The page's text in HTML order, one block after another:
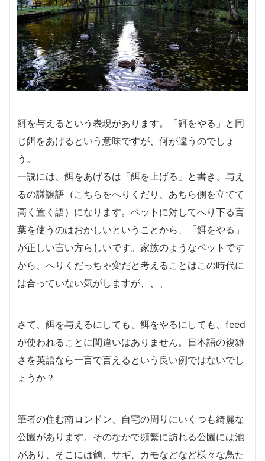
餌を与えるという表現があります。「餌をやる」と同
じ餌をあげるという意味ですが、何が違うのでしょ
う。
一説には、餌をあげるは「餌を上げる」と書き、与え
るの謙譲語（こちらをへりくだり、あちら側を立てて
高く置く語）になります。ペットに対してへり下る言
葉を使うのはおかしいということから、「餌をやる」
が正しい言い方らしいです。家族のようなペットです
から、へりくだっちゃ変だと考えることはこの時代に
は合っていない気がしますが、、、
さて、餌を与えるにしても、餌をやるにしても、feed
が使われることに間違いはありません。日本語の複雑
さを英語なら一言で言えるという良い例ではないでし
ょうか？
筆者の住む南ロンドン、自宅の周りにいくつも綺麗な
公園があります。そのなかで頻繁に訪れる公園には池
があり、そこには鶴、サギ、カモなどなど様々な鳥た